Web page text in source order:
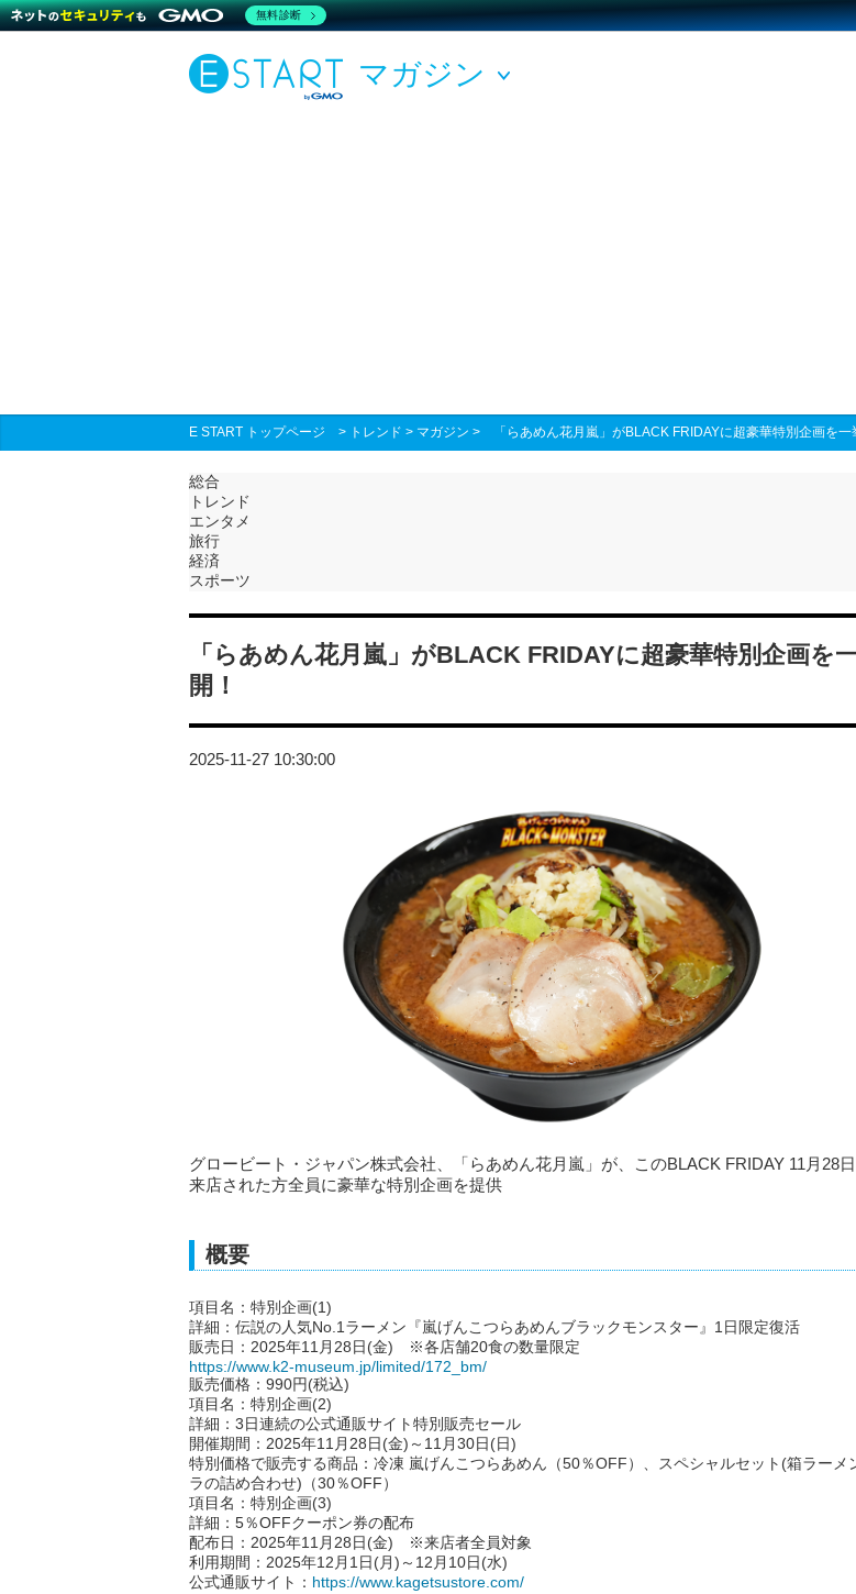
マガジン
E START トップページ > トレンド > マガジン > 「らあめん花月嵐」がBLACK FRIDAYに超豪華特別企画を一
総合
トレンド
エンタメ
旅行
経済
スポーツ
「らあめん花月嵐」がBLACK FRIDAYに超豪華特別企画を
開！
2025-11-27 10:30:00
グロービート・ジャパン株式会社、「らあめん花月嵐」が、このBLACK FRIDAY 11月28
来店された方全員に豪華な特別企画を提供
概要
項目名：特別企画(1)
詳細：伝説の人気No.1ラーメン『嵐げんこつらあめんブラックモンスター』1日限定復活
販売日：2025年11月28日(金) ※各店舗20食の数量限定
https://www.k2-museum.jp/limited/172_bm/
販売価格：990円(税込)
項目名：特別企画(2)
詳細：3日連続の公式通販サイト特別販売セール
開催期間：2025年11月28日(金)～11月30日(日)
特別価格で販売する商品：冷凍 嵐げんこつらあめん（50％OFF）、スペシャルセット(箱ラーメ
ラの詰め合わせ)（30％OFF）
項目名：特別企画(3)
詳細：5％OFFクーポン券の配布
配布日：2025年11月28日(金) ※来店者全員対象
利用期間：2025年12月1日(月)～12月10日(水)
公式通販サイト： https://www.kagetsustore.com/
無料診断